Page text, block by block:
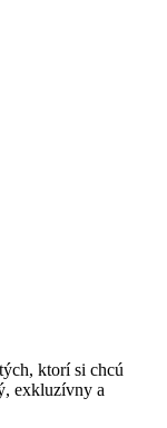
ktorí si chcú
exkluzívny a